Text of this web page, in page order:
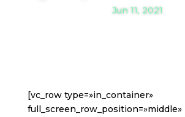
Jun 11, 2021
[vc_row type=»in_container»
full_screen_row_position=»middle»